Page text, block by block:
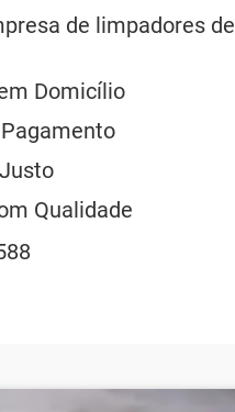
de limpadores de
Domicílio
Qualidade